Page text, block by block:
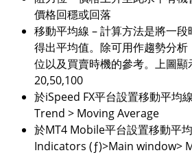
價格回穩或回落
移動平均線 – 計算方法是將一
得出平均值。除可用作趨勢分
位以及買賣時機的參考。上圖顯
20,50,100
於iSpeed FX平台設置移動平均
Trend > Moving Average
於MT4 Mobile平台設置移動平
Indicators (ƒ)>Main window>